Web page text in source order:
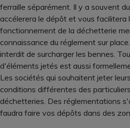
ferraille séparément. Il y a souvent
accélerera le dépôt et vous facilitera
fonctionnement de la déchetterie
connaissance du réglement sur
interdit de surcharger les bennes.
d'éléments jetés est aussi
Les sociétés qui souhaitent jeter
conditions différentes des
déchetteries. Des réglementations
faudra faire vos dépôts dans des